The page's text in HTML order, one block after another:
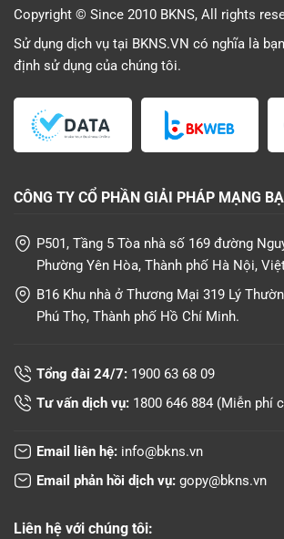
Copyright © Since 2010 BKNS, All rights
Sử dụng dịch vụ tại BKNS.VN có nghĩa là
định sử dụng của chúng tôi.
CÔNG TY CỔ PHẦN GIẢI PHÁP MẠNG
P501, Tầng 5 Tòa nhà số 169 đường
Phường Yên Hòa, Thành phố Hà Nội,
B16 Khu nhà ở Thương Mại 319 Lý
Phú Thọ, Thành phố Hồ Chí Minh.
Tổng đài 24/7: 1900 63 68 09
Tư vấn dịch vụ: 1800 646 884 (Miễn phí
Email liên hệ: info@bkns.vn
Email phản hồi dịch vụ: gopy@bkns.vn
Liên hệ với chúng tôi: